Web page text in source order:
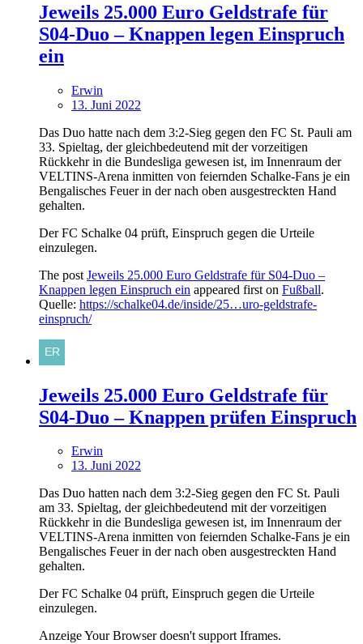
Jeweils 25.000 Euro Geldstrafe für
S04-Duo – Knappen legen Einspruch
ein
Erwin
13. Juni 2022
Das Duo hatte nach dem 3:2-Sieg gegen den FC St. Pauli am
33. Spieltag, der gleichbedeutend mit der vorzeitigen
Rückkehr in die Bundesliga gewesen ist, im Innenraum der
VELTINS-Arena inmitten von feiernden Schalke-Fans je ein
Bengalisches Feuer in der nach oben ausgestreckten Hand
gehalten.
Der FC Schalke 04 prüft, Einspruch gegen die Urteile
einzulegen.
The post Jeweils 25.000 Euro Geldstrafe für S04-Duo –
Knappen legen Einspruch ein appeared first on Fußball.
Quelle: https://schalke04.de/inside/25…uro-geldstrafe-
einspruch/
Jeweils 25.000 Euro Geldstrafe für
S04-Duo – Knappen prüfen Einspruch
Erwin
13. Juni 2022
Das Duo hatten nach dem 3:2-Sieg gegen den FC St. Pauli
am 33. Spieltag, der gleichbedeutend mit der vorzeitigen
Rückkehr in die Bundesliga gewesen ist, im Innenraum der
VELTINS-Arena inmitten von feiernden Schalke-Fans je ein
Bengalisches Feuer in der nach oben ausgestreckten Hand
gehalten.
Der FC Schalke 04 prüft, Einspruch gegen die Urteile
einzulegen.
Anzeige Your Browser doesn't support Iframes.